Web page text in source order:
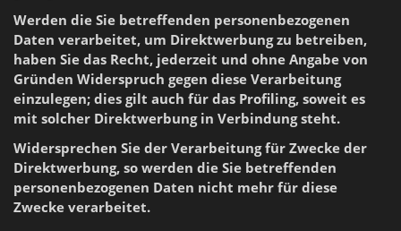
Werden die Sie betreffenden personenbezogenen
Daten verarbeitet, um Direktwerbung zu betreiben,
haben Sie das Recht, jederzeit und ohne Angabe von
Gründen Widerspruch gegen diese Verarbeitung
einzulegen; dies gilt auch für das Profiling, soweit es
mit solcher Direktwerbung in Verbindung steht.
Widersprechen Sie der Verarbeitung für Zwecke der
Direktwerbung, so werden die Sie betreffenden
personenbezogenen Daten nicht mehr für diese
Zwecke verarbeitet.